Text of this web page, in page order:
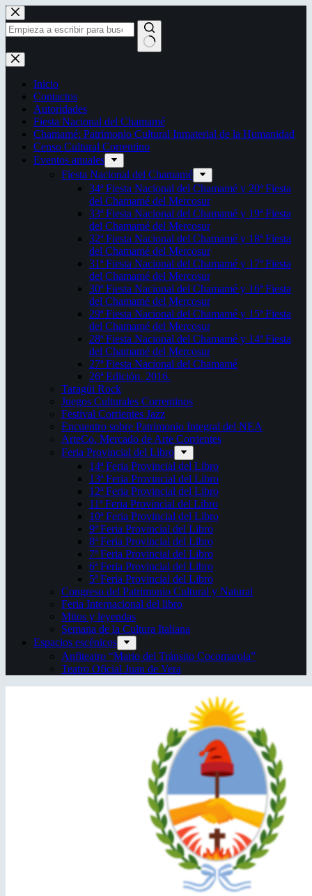
Saltar
al
contenido
Sin
resultados
Inicio
Contactos
Autoridades
Fiesta Nacional del Chamamé
Chamamé: Patrimonio Cultural Inmaterial de la Humanidad
Censo Cultural Correntino
Eventos anuales
Fiesta Nacional del Chamamé
34ª Fiesta Nacional del Chamamé y 20ª Fiesta
del Chamamé del Mercosur
33ª Fiesta Nacional del Chamamé y 19ª Fiesta
del Chamamé del Mercosur
32ª Fiesta Nacional del Chamamé y 18ª Fiesta
del Chamamé del Mercosur
31ª Fiesta Nacional del Chamamé y 17ª Fiesta
del Chamamé del Mercosur
30ª Fiesta Nacional del Chamamé y 16ª Fiesta
del Chamamé del Mercosur
29ª Fiesta Nacional del Chamamé y 15ª Fiesta
del Chamamé del Mercosur
28ª Fiesta Nacional del Chamamé y 14ª Fiesta
del Chamamé del Mercosur
27ª Fiesta Nacional del Chamamé
26ª Edición. 2016.
Taragüi Rock
Juegos Culturales Correntinos
Festival Corrientes Jazz
Encuentro sobre Patrimonio Integral del NEA
ArteCo. Mercado de Arte Corrientes
Feria Provincial del Libro
14ª Feria Provincial del Libro
13ª Feria Provincial del Libro
12ª Feria Provincial del Libro
11ª Feria Provincial del Libro
10ª Feria Provincial del Libro
9ª Feria Provincial del Libro
8ª Feria Provincial del Libro
7ª Feria Provincial del Libro
6ª Feria Provincial del Libro
5ª Feria Provincial del Libro
Congreso del Patrimonio Cultural y Natural
Feria Internacional del libro
Mitos y leyendas
Semana de la Cultura Italiana
Espacios escénicos
Anfiteatro “Mario del Tránsito Cocomarola”
Teatro Oficial Juan de Vera